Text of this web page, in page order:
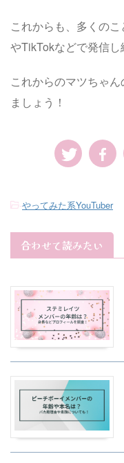
これからも、多くの
やTikTokなどで発信し
これからのマツちゃ
ましょう！
-やってみた系YouTuber
合わせて読みたい